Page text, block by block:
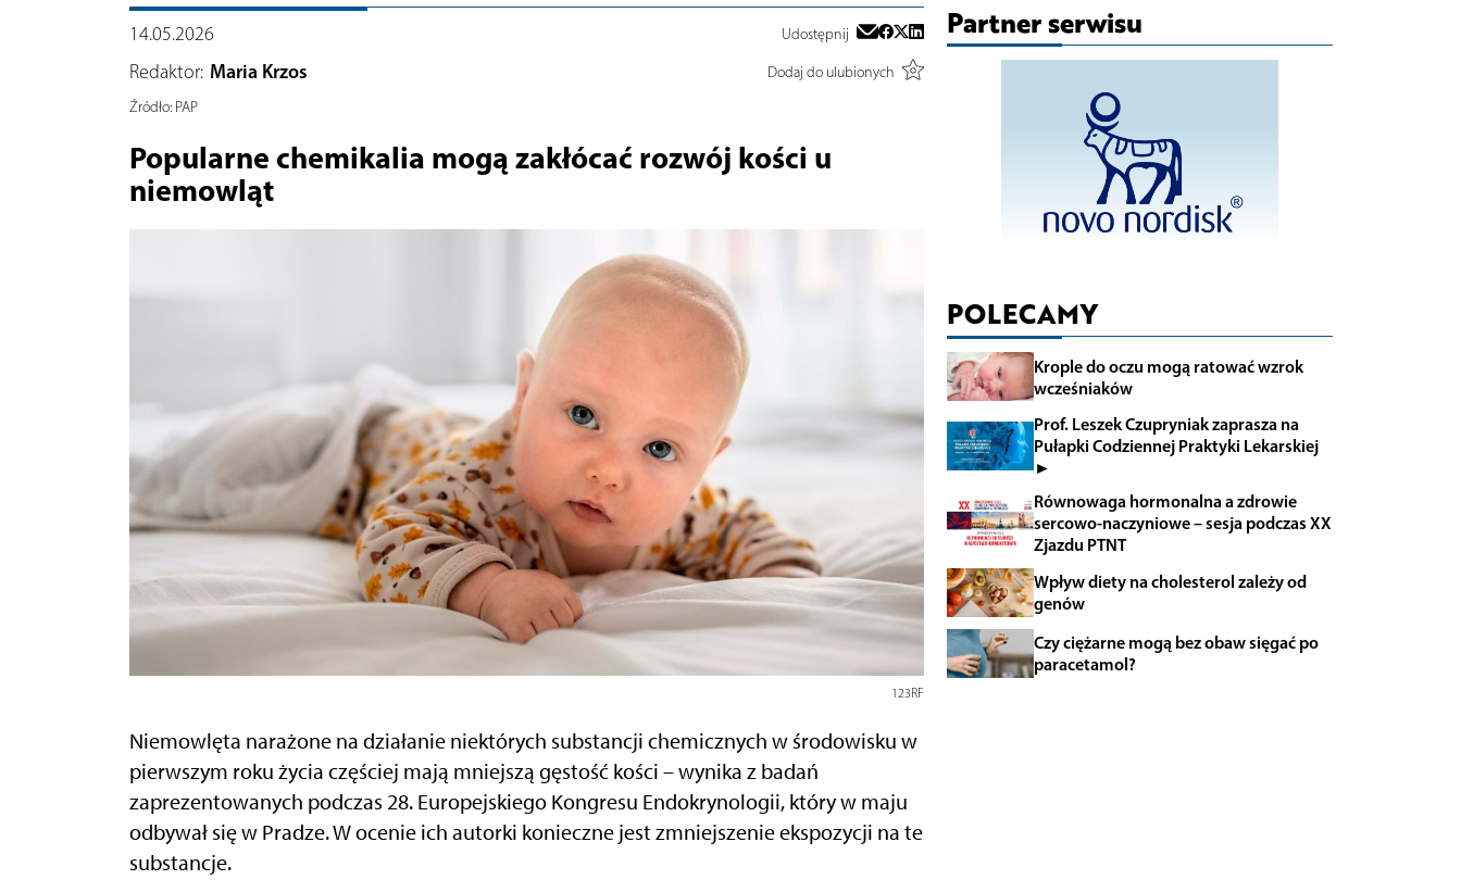
14.05.2026 Udostępnij
Redaktor: Maria Krzos
Dodaj do ulubionych
Źródło:PAP
Popularne chemikalia mogą zakłócać rozwój kości u
niemowląt
123RF
Niemowlęta narażone na działanie niektórych substancji chemicznych w środowisku w
pierwszym roku życia częściej mają mniejszą gęstość kości – wynika z badań
zaprezentowanych podczas 28. Europejskiego Kongresu Endokrynologii, który w maju
odbywał się w Pradze. W ocenie ich autorki konieczne jest zmniejszenie ekspozycji na te
substancje.
Partner serwisu
POLECAMY
Krople do oczu mogą ratować wzrok
wcześniaków
Prof. Leszek Czupryniak zaprasza na
Pułapki Codziennej Praktyki Lekarskiej
►
Równowaga hormonalna a zdrowie
sercowo-naczyniowe – sesja podczas XX
Zjazdu PTNT
Wpływ diety na cholesterol zależy od
genów
Czy ciężarne mogą bez obaw sięgać po
paracetamol?